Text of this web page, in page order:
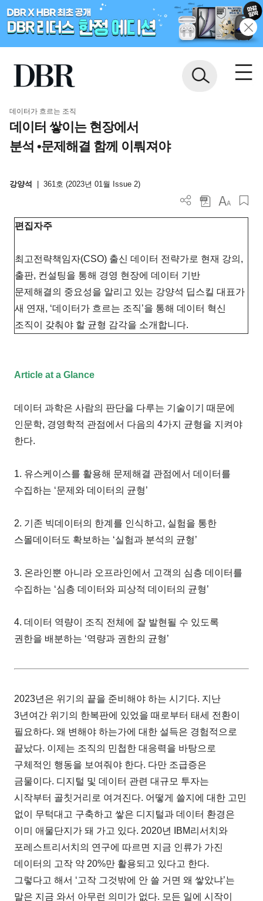
데이터가 흐르는 조직
데이터 쌓이는 현장에서
분석 •문제해결 함께 이뤄져야
강양석 361호 (2023년 01월 Issue 2)
편집자주
최고전략책임자(CSO) 출신 데이터 전략가로 현재 강의,
출판, 컨설팅을 통해 경영 현장에 데이터 기반
문제해결의 중요성을 알리고 있는 강양석 딥스킬 대표가
새 연재, ‘데이터가 흐르는 조직’을 통해 데이터 혁신
조직이 갖춰야 할 균형 감각을 소개합니다.
Article at a Glance
데이터 과학은 사람의 판단을 다루는 기술이기 때문에
인문학, 경영학적 관점에서 다음의 4가지 균형을 지켜야
한다.
1. 유스케이스를 활용해 문제해결 관점에서 데이터를
수집하는 ‘문제와 데이터의 균형’
2. 기존 빅데이터의 한계를 인식하고, 실험을 통한
스몰데이터도 확보하는 ‘실험과 분석의 균형’
3. 온라인뿐 아니라 오프라인에서 고객의 심층 데이터를
수집하는 ‘심층 데이터와 피상적 데이터의 균형’
4. 데이터 역량이 조직 전체에 잘 발현될 수 있도록
권한을 배분하는 ‘역량과 권한의 균형’
2023년은 위기의 끝을 준비해야 하는 시기다. 지난
3년여간 위기의 한복판에 있었을 때로부터 태세 전환이
필요하다. 왜 변해야 하는가에 대한 설득은 경험적으로
끝났다. 이제는 조직의 민첩한 대응력을 바탕으로
구체적인 행동을 보여줘야 한다. 다만 조급증은
금물이다. 디지털 및 데이터 관련 대규모 투자는
시작부터 골칫거리로 여겨진다. 어떻게 쓸지에 대한 고민
없이 무턱대고 구축하고 쌓은 디지털과 데이터 환경은
이미 애물단지가 돼 가고 있다. 2020년 IBM리서치와
포레스트리서치의 연구에 따르면 지금 인류가 가진
데이터의 고작 약 20%만 활용되고 있다고 한다.
그렇다고 해서 ‘고작 그것밖에 안 쓸 거면 왜 쌓았냐’는
말은 지금 와서 아무런 의미가 없다. 모든 일에 시작이